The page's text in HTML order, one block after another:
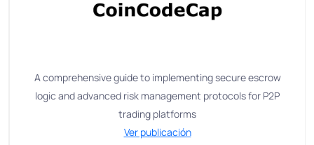
A comprehensive guide to implementing secure escrow
logic and advanced risk management protocols for P2P
trading platforms
Ver publicación